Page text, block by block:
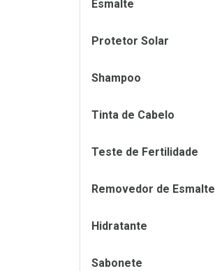
Esmalte
Protetor Solar
Shampoo
Tinta de Cabelo
Teste de Fertilidade
Removedor de Esmalte
Hidratante
Sabonete